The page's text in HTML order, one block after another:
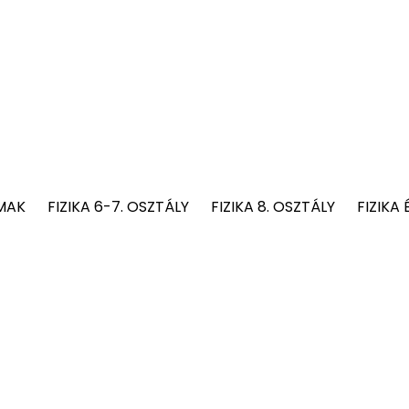
FIZIKA 6-7. OSZTÁLY FIZIKA 8. OSZTÁLY FIZIKA